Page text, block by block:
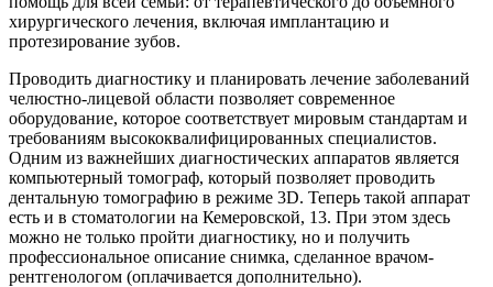
хирургического лечения, включая имплантацию и
протезирование зубов.
Проводить диагностику и планировать лечение заболеваний
челюстно-лицевой области позволяет современное
оборудование, которое соответствует мировым стандартам и
требованиям высококвалифицированных специалистов.
Одним из важнейших диагностических аппаратов является
компьютерный томограф, который позволяет проводить
дентальную томографию в режиме 3D. Теперь такой аппарат
есть и в стоматологии на Кемеровской, 13. При этом здесь
можно не только пройти диагностику, но и получить
профессиональное описание снимка, сделанное врачом-
рентгенологом (оплачивается дополнительно).